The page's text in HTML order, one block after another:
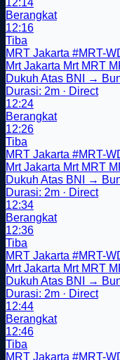
Berangkat
12:16
Tiba
MRT Jakarta #MRT-
Mrt Jakarta Mrt MRT
Dukuh Atas BNI →
Durasi: 2m · Direct
12:24
Berangkat
12:26
Tiba
MRT Jakarta #MRT-
Mrt Jakarta Mrt MRT
Dukuh Atas BNI →
Durasi: 2m · Direct
12:34
Berangkat
12:36
Tiba
MRT Jakarta #MRT-
Mrt Jakarta Mrt MRT
Dukuh Atas BNI →
Durasi: 2m · Direct
12:44
Berangkat
12:46
Tiba
MRT Jakarta #MRT-